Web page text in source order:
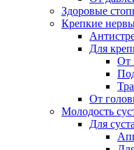
Здоровые
Крепкие
Для
От
От
Молодость
Для